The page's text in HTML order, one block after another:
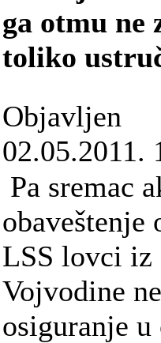
ga otmu ne
toliko
Objavljen
02.05.2011.
Pa sremac
LSS lovci iz
Vojvodine
osiguranje